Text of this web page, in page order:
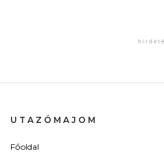
UTAZÓMAJOM
Főoldal